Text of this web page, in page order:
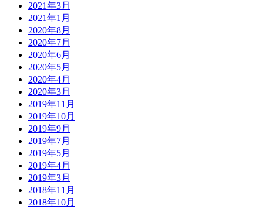
2021年3月
2021年1月
2020年8月
2020年7月
2020年6月
2020年5月
2020年4月
2020年3月
2019年11月
2019年10月
2019年9月
2019年7月
2019年5月
2019年4月
2019年3月
2018年11月
2018年10月